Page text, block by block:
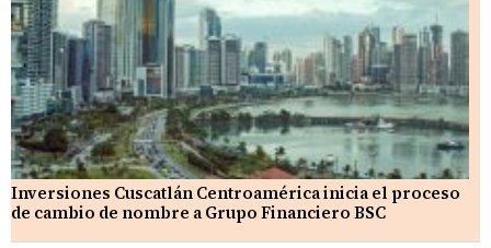
Inversiones Cuscatlán Centroamérica inicia el proceso
de cambio de nombre a Grupo Financiero BSC